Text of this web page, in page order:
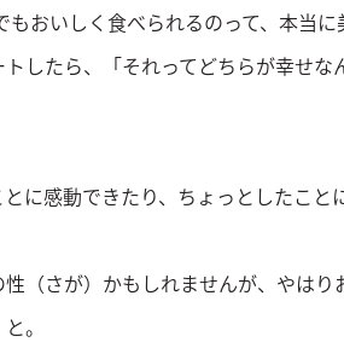
おいしく食べられるのって、本当
したら、「それってどちらが幸せ
に感動できたり、ちょっとしたこと
（さが）かもしれませんが、やはり
。